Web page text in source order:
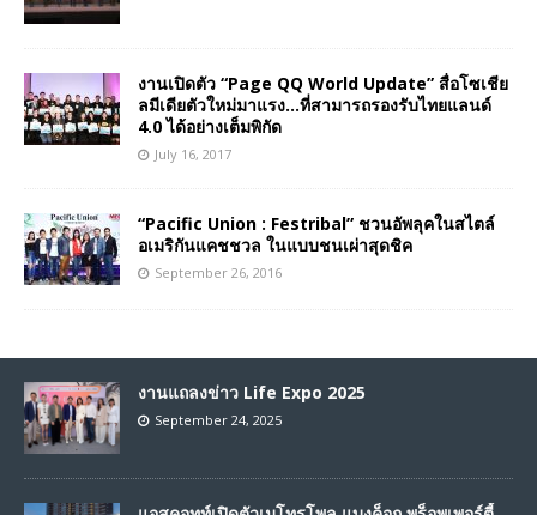
งานเปิดตัว “Page QQ World Update” สื่อโซเชีย
ลมีเดียตัวใหม่มาแรง…ที่สามารถรองรับไทยแลนด์
4.0 ได้อย่างเต็มพิกัด
July 16, 2017
“Pacific Union : Festribal” ชวนอัพลุคในสไตล์
อเมริกันแคชชวล ในแบบชนเผ่าสุดชิค
September 26, 2016
งานแถลงข่าว Life Expo 2025
September 24, 2025